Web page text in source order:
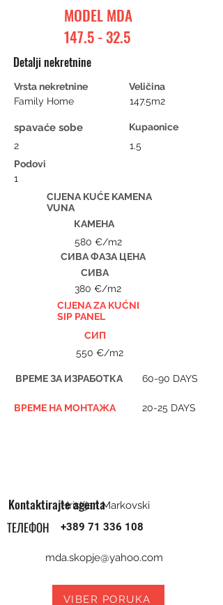
MODEL MDA
147.5 - 32.5
Detalji nekretnine
Vrsta nekretnine
Family Home
spavaće sobe
2
Veličina
147.5m2
Kupaonice
1.5
Podovi
1
CIJENA KUĆE KAMENA
VUNA
КАМЕНА
580 €/m2
СИВА ФАЗА ЦЕНА
СИВА
380 €/m2
CIJENA ZA KUĆNI
SIP PANEL
СИП
550 €/m2
ВРЕМЕ ЗА ИЗРАБОТКА 60-90 DAYS
ВРЕМЕ НА МОНТАЖА 20-25 DAYS
Kontaktirajte agentaHristijan Markovski
ТЕЛЕФОН +389 71 336 108
mda.skopje@yahoo.com
VIBER PORUKA